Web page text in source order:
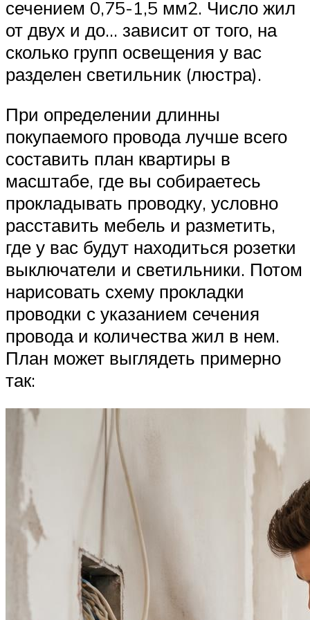
сечением 0,75-1,5 мм2. Число жил
от двух и до… зависит от того, на
сколько групп освещения у вас
разделен светильник (люстра).
При определении длинны
покупаемого провода лучше всего
составить план квартиры в
масштабе, где вы собираетесь
прокладывать проводку, условно
расставить мебель и разметить,
где у вас будут находиться розетки
выключатели и светильники. Потом
нарисовать схему прокладки
проводки с указанием сечения
провода и количества жил в нем.
План может выглядеть примерно
так: